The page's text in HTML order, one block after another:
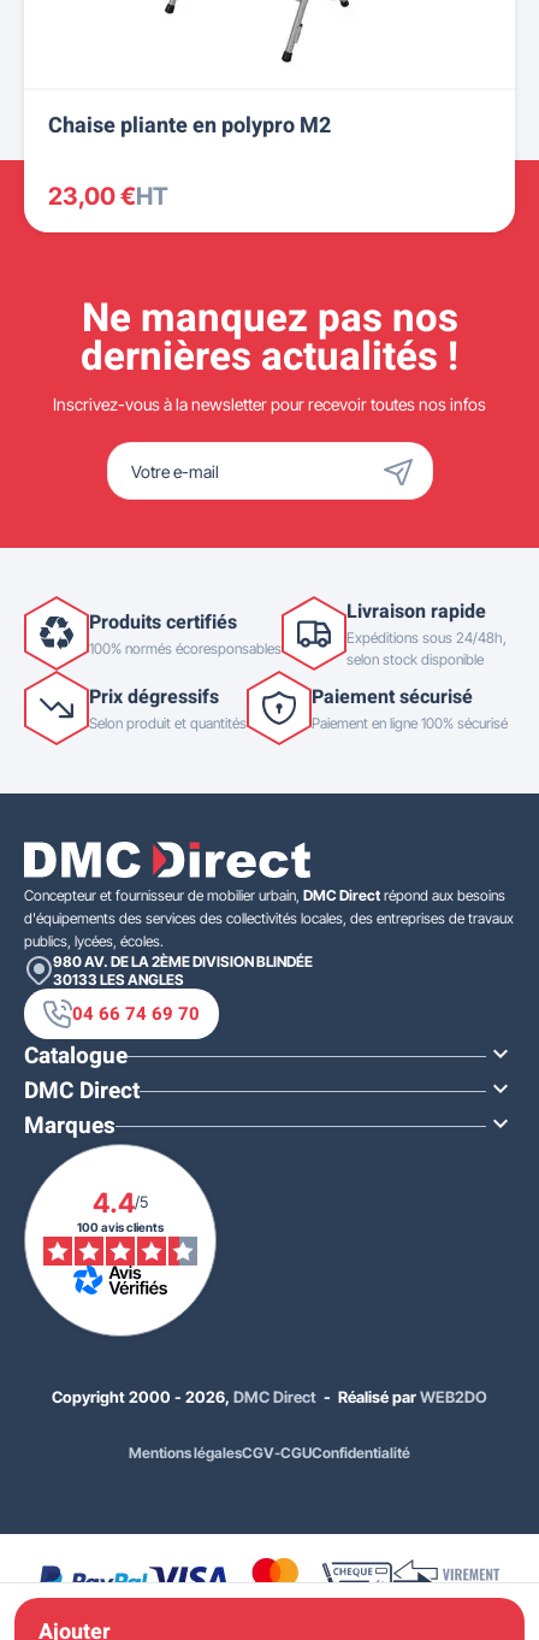
À PARTIR DE
27,00 €HT
32,40 €
x1
39,00 €
Ajouter à ma
commande
Ajouter
Chaise pliante en polypro M2
23,00 €HT
Ne manquez pas nos
dernières actualités !
Inscrivez-vous à la newsletter pour recevoir toutes nos infos
Produits certifiés
100% normés écoresponsables
Livraison rapide
Expéditions sous 24/48h,
selon stock disponible
Prix dégressifs
Selon produit et quantités
Paiement sécurisé
Paiement en ligne 100% sécurisé
Concepteur et fournisseur de mobilier urbain, DMC Direct répond aux besoins
d'équipements des services des collectivités locales, des entreprises de travaux
publics, lycées, écoles.
980 AV. DE LA 2ÈME DIVISION BLINDÉE
30133 LES ANGLES
04 66 74 69 70
Catalogue 
DMC Direct 
Marques 
4.4/5
100 avis clients
Copyright 2000 - 2026, DMC Direct - Réalisé parWEB2DO
Mentions légalesCGV-CGUConfidentialité